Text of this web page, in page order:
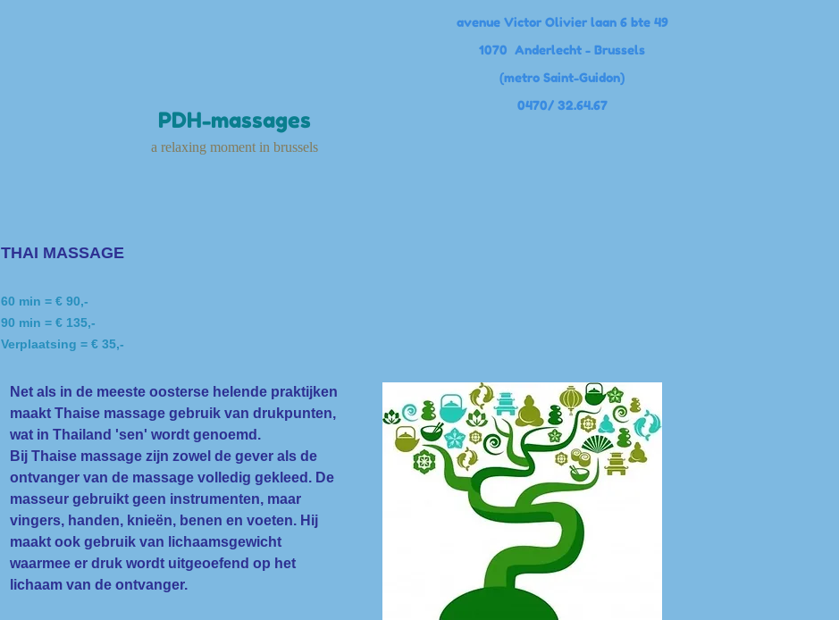
PDH-massages
a relaxing moment in brussels
avenue Victor Olivier laan 6 bte 49
1070 Anderlecht - Brussels
(metro Saint-Guidon)
0470/ 32.64.67
THAI MASSAGE
60 min = € 90,-
90 min = € 135,-
Verplaatsing = € 35,-
Net als in de meeste oosterse helende praktijken
maakt Thaise massage gebruik van drukpunten,
wat in Thailand 'sen' wordt genoemd.
Bij Thaise massage zijn zowel de gever als de
ontvanger van de massage volledig gekleed. De
masseur gebruikt geen instrumenten, maar
vingers, handen, knieën, benen en voeten. Hij
maakt ook gebruik van lichaamsgewicht
waarmee er druk wordt uitgeoefend op het
lichaam van de ontvanger.